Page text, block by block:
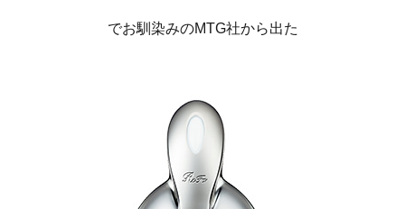
でお馴染みのMTG社から出た